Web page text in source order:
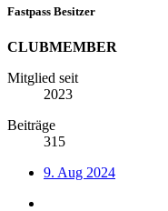
Fastpass Besitzer
CLUBMEMBER
Mitglied seit
2023
Beiträge
315
9. Aug 2024